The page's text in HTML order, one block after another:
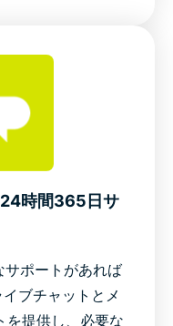
時間365日サ
ポートがあれば
ブチャットとメ
を提供し、必要な